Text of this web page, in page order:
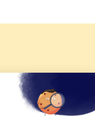
d'été 2026 de KTO